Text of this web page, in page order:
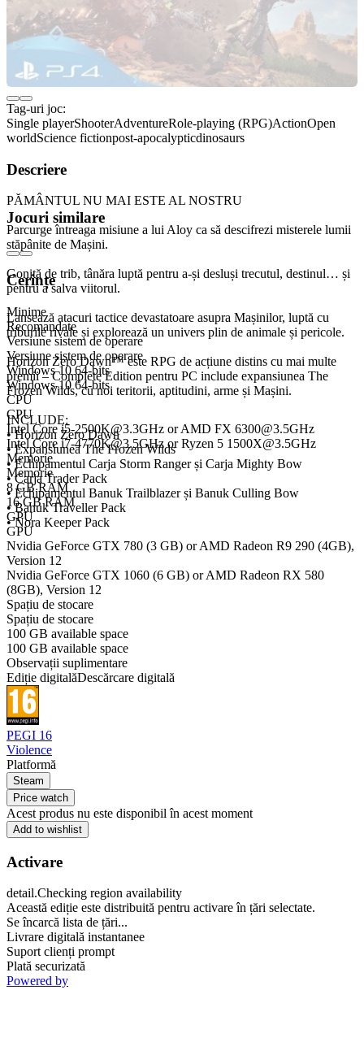
Tag-uri joc:
Single playerShooterAdventureRole-playing (RPG)ActionOpen
worldScience fictionpost-apocalypticdinosaurs
Descriere
PĂMÂNTUL NU MAI ESTE AL NOSTRU
Parcurge întreaga misiune a lui Aloy ca să descifrezi misterele lumii
stăpânite de Mașini.
Gonită de trib, tânăra luptă pentru a-și desluși trecutul, destinul… și
pentru a salva viitorul.
Lansează atacuri tactice devastatoare asupra Mașinilor, luptă cu
triburile rivale și explorează un univers plin de animale și pericole.
Horizon Zero Dawn™ este RPG de acțiune distins cu mai multe
premii – Complete Edition pentru PC include expansiunea The
Frozen Wilds, cu noi teritorii, aptitudini, arme și Mașini.
INCLUDE:
• Horizon Zero Dawn
• Expansiunea The Frozen Wilds
• Echipamentul Carja Storm Ranger și Carja Mighty Bow
• Carja Trader Pack
• Echipamentul Banuk Trailblazer și Banuk Culling Bow
• Banuk Traveller Pack
• Nora Keeper Pack
Jocuri similare
Cerințe
Minime
Recomandate
Versiune sistem de operare
Versiune sistem de operare
Windows 10 64-bits
Windows 10 64-bits
CPU
CPU
Intel Core i5-2500K@3.3GHz or AMD FX 6300@3.5GHz
Intel Core i7-4770K@3.5GHz or Ryzen 5 1500X@3.5GHz
Memorie
Memorie
8 GB RAM
16 GB RAM
GPU
GPU
Nvidia GeForce GTX 780 (3 GB) or AMD Radeon R9 290 (4GB),
Version 12
Nvidia GeForce GTX 1060 (6 GB) or AMD Radeon RX 580
(8GB), Version 12
Spațiu de stocare
Spațiu de stocare
100 GB available space
100 GB available space
Observații suplimentare
Ediție digitalăDescărcare digitală
PEGI 16
Violence
Platformă
Steam
Price watch
Acest produs nu este disponibil în acest moment
Add to wishlist
Activare
detail.Checking region availability
Această ediție este distribuită pentru activare în țări selectate.
Se încarcă lista de țări...
Livrare digitală instantanee
Suport clienți prompt
Plată securizată
Powered by